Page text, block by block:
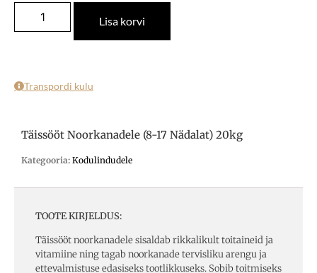
Lisa korvi
Transpordi kulu
Täissööt Noorkanadele (8-17 Nädalat) 20kg
Kategooria: Kodulindudele
TOOTE KIRJELDUS:
Täissööt noorkanadele sisaldab rikkalikult toitaineid ja
vitamiine ning tagab noorkanade tervisliku arengu ja
ettevalmistuse edasiseks tootlikkuseks. Sobib toitmiseks